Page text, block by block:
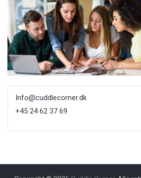
Info@cuddlecorner.dk
+45 24 62 37 69